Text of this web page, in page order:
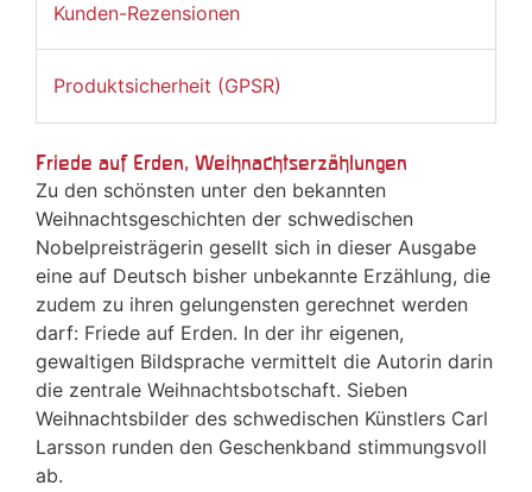
Kunden-Rezensionen
Produktsicherheit (GPSR)
Friede auf Erden, Weihnachtserzählungen
Zu den schönsten unter den bekannten
Weihnachtsgeschichten der schwedischen
Nobelpreisträgerin gesellt sich in dieser Ausgabe
eine auf Deutsch bisher unbekannte Erzählung, die
zudem zu ihren gelungensten gerechnet werden
darf: Friede auf Erden. In der ihr eigenen,
gewaltigen Bildsprache vermittelt die Autorin darin
die zentrale Weihnachtsbotschaft. Sieben
Weihnachtsbilder des schwedischen Künstlers Carl
Larsson runden den Geschenkband stimmungsvoll
ab.